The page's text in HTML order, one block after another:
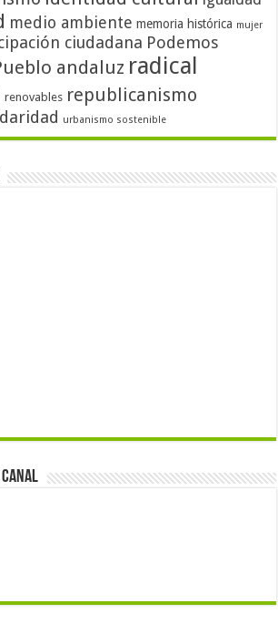
medio ambiente memoria histórica mujer
ciudadana Podemos
andaluz radical
renovables republicanismo
urbanismo sostenible
canal